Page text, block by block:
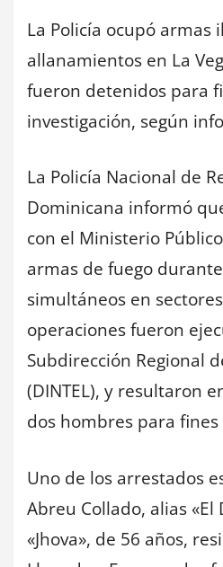
La Policía ocupó armas
allanamientos en La
fueron detenidos para
investigación, según
La Policía Nacional de
Dominicana informó
con el Ministerio
armas de fuego
simultáneos en
operaciones fueron
Subdirección Regional
(DINTEL), y resultaron
dos hombres para
Uno de los arrestados
Abreu Collado, alias «El
«Jhova», de 56 años,